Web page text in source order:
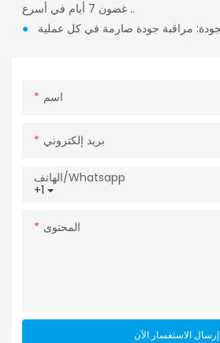
غضون 7 أيام في أسرع ..
●
اسم
بريد إلكتروني
+1
الهاتف/whatsapp
المحتوى
إرسال الاستفسار الآن